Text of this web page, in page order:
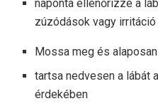
naponta ellenőrizze a
zúzódások vagy irritáció
Mossa meg és
tartsa nedvesen a lábát
érdekében